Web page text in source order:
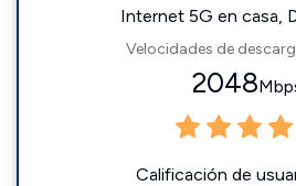
Internet 5G en casa,
Velocidades de
2048
Calificación de